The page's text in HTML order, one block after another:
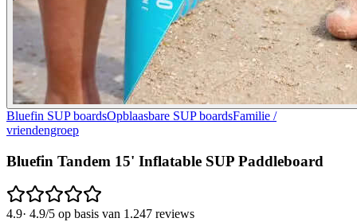
Bluefin SUP boardsOpblaasbare SUP boardsFamilie /
vriendengroep
Bluefin Tandem 15' Inflatable SUP Paddleboard
4.9· 4.9/5 op basis van 1.247 reviews